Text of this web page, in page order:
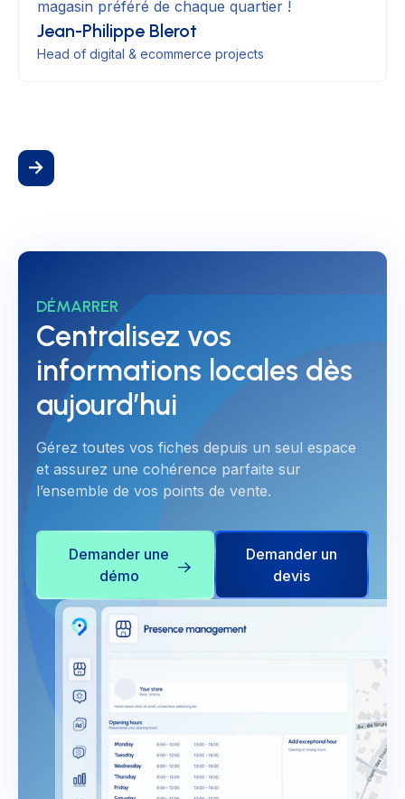
magasin préféré de chaque quartier !
Jean-Philippe Blerot
Head of digital & ecommerce projects
DÉMARRER
Centralisez vos
informations locales dès
aujourd’hui
Gérez toutes vos fiches depuis un seul espace
et assurez une cohérence parfaite sur
l’ensemble de vos points de vente.
Demander une
démo
Demander un
devis